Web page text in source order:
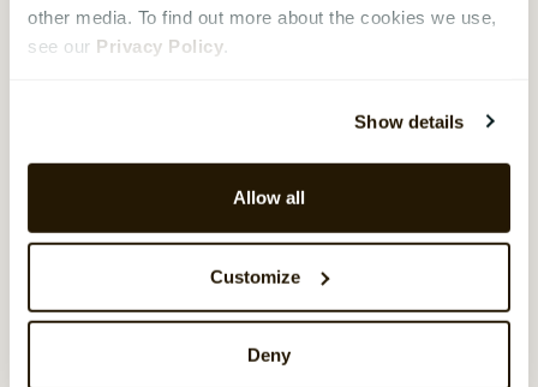
other media. To find out more about the cookies we use,
see our Privacy Policy
Show details
Allow all
Customize
Deny
gøres meget arbejde.
fremtidsudsigterne for blockchain meget
der opdages hele tiden nye
anvendelsesområder. Med fortsat
innovation og udvikling kan blockchain
spille en endnu større rolle i fremtidens